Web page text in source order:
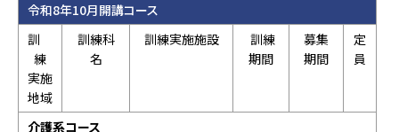
令和8年10月開講コース
訓
練
実施
地域
訓練科
名
訓練実施施設
訓練
期間
募集
期間
定
員
介護系コース